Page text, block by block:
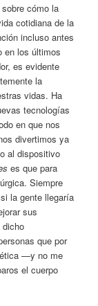
cómo la
cotidiana de la
incluso antes
en los últimos
es evidente
la
vidas. Ha
tecnologías
en que nos
divertimos ya
al dispositivo
es que para
Siempre
la gente llegaría
sus
dicho
que por
—y no me
el cuerpo